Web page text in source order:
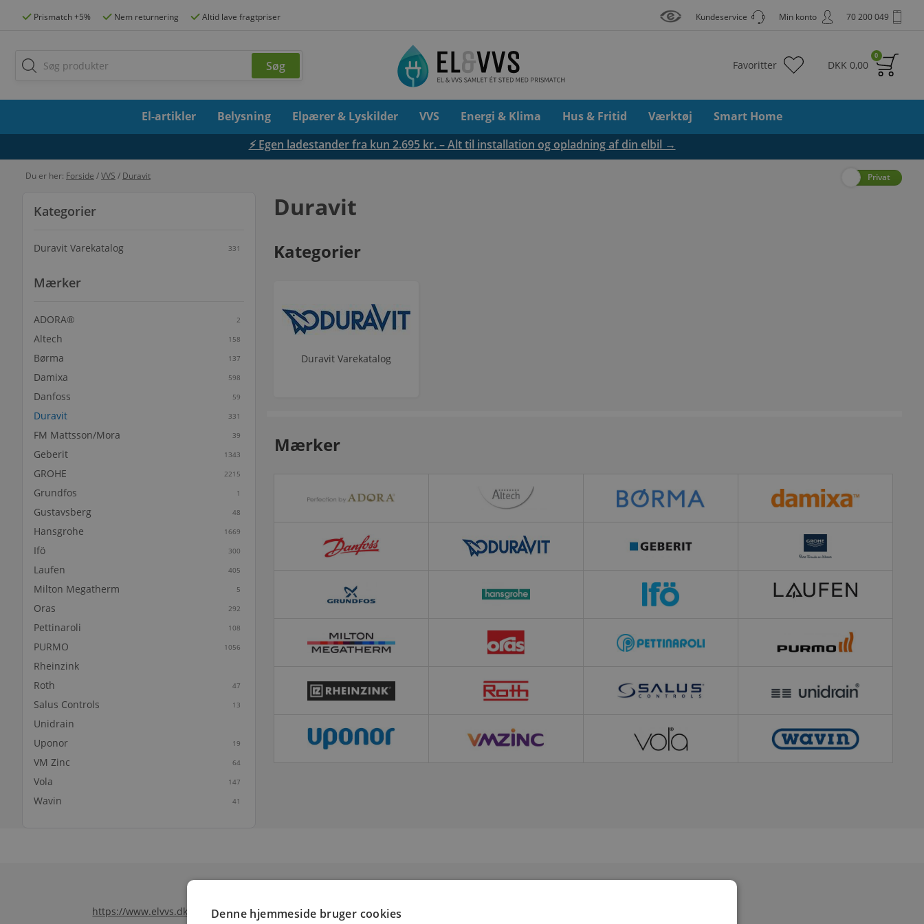
Prismatch +5% Nem returnering Altid lave fragtpriser 70 200 049
Min konto
Kundeservice
0
DKK 0,00
Favoritter
El-artikler Belysning Elpærer & Lyskilder VVS Energi & Klima Hus & Fritid Værktøj
Smart Home
⚡ Egen ladestander fra kun 2.695 kr. – Alt til installation og opladning af din elbil →
Du er her: Forside /VVS / Duravit Privat
Kategorier
Duravit Varekatalog 331
Mærker
ADORA® 2
Altech 158
Børma 137
Damixa 598
Danfoss 59
Duravit 331
FM Mattsson/Mora 39
Geberit 1343
GROHE 2215
Grundfos 1
Gustavsberg 48
Hansgrohe 1669
Ifö 300
Laufen 405
Milton Megatherm 5
Oras 292
Pettinaroli 108
PURMO 1056
Rheinzink
Roth
47
Salus Controls 13
Unidrain
Uponor
19
VM Zinc 64
Vola 147
Wavin 41
Duravit
Kategorier
Duravit Varekatalog
Mærker
https://www.elvvs.dk/c/toiletter-8537/Denne hjemmeside bruger cookies